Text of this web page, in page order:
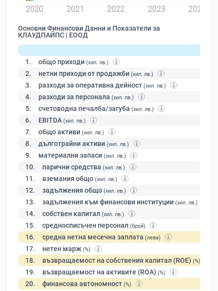
2020 2021 2022 2023 2024
Основни Финансови Данни и Показатели за
КЛАУДПАЙПС | ЕООД
1. общо приходи (хил. лв.)
2. нетни приходи от продажби (хил. лв.)
3. разходи за оперативна дейност (хил. лв.)
4. разходи за персонала (хил. лв.)
5. счетоводна печалба/загуба (хил. лв.)
6. EBITDA (хил. лв.)
7. общо активи (хил. лв.)
8. дълготрайни активи (хил. лв.)
9. материални запаси (хил. лв.)
10. парични средства (хил. лв.)
11. вземания общо (хил. лв.)
12. задължения общо (хил. лв.)
13. задължения към финансови институции (хил. лв.)
14. собствен капитал (хил. лв.)
15. средносписъчен персонал (брой)
16. средна нетна месечна заплата (лева)
17. нетен марж (%)
18. възвращаемост на собствения капитал (ROE) (%)
19. възвращаемост на активите (ROA) (%)
20. финансова автономност (%)